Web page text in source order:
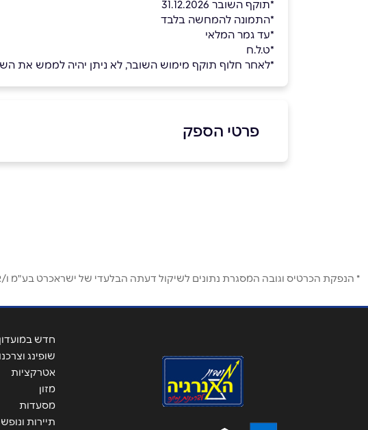
*תוקף השובר 31.12.2026
*התמונה להמחשה בלבד
*עד גמר המלאי
*ט.ל.ח
*לאחר חלוף תוקף מימוש השובר, לא ניתן יהיה לממש את
פרטי הספק
נושא*
אנא חזרו אלי בקשר ל...
* הנפקת הכרטיס וגובה המסגרת נתונים לשיקול דעתה הבלעדי של ישראכרט בע"מ ו/
חדש במועדון
שופינג
אטרקציות
מזון
מסעדות
תיירות ונופש